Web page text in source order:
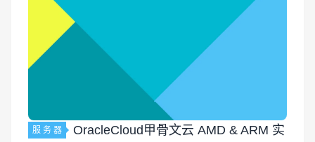
服 务 器
OracleCloud甲骨文云 AMD & ARM 实